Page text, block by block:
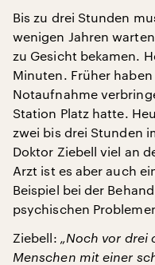
Bis zu drei Stunden
wenigen Jahren
zu Gesicht bekamen.
Minuten. Früher
Notaufnahme
Station Platz hatte.
zwei bis drei Stunden
Doktor Ziebell viel an
Arzt ist es aber auch
Beispiel bei der
psychischen
Ziebell: „Noch vor drei
Menschen mit einer